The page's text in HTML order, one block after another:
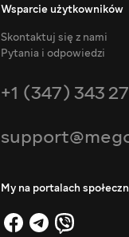
Wsparcie użytkowników
Skontaktuj się z nami
Pytania i odpowiedzi
+1 (347) 343
My na portalach